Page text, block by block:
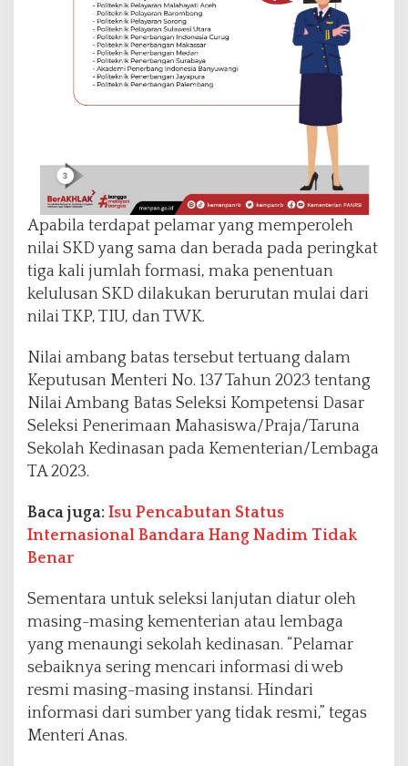
Apabila terdapat pelamar yang memperoleh
nilai SKD yang sama dan berada pada peringkat
tiga kali jumlah formasi, maka penentuan
kelulusan SKD dilakukan berurutan mulai dari
nilai TKP, TIU, dan TWK.
Nilai ambang batas tersebut tertuang dalam
Keputusan Menteri No. 137 Tahun 2023 tentang
Nilai Ambang Batas Seleksi Kompetensi Dasar
Seleksi Penerimaan Mahasiswa/Praja/Taruna
Sekolah Kedinasan pada Kementerian/Lembaga
TA 2023.
Baca juga: Isu Pencabutan Status
Internasional Bandara Hang Nadim Tidak
Benar
Sementara untuk seleksi lanjutan diatur oleh
masing-masing kementerian atau lembaga
yang menaungi sekolah kedinasan. “Pelamar
sebaiknya sering mencari informasi di web
resmi masing-masing instansi. Hindari
informasi dari sumber yang tidak resmi,” tegas
Menteri Anas.